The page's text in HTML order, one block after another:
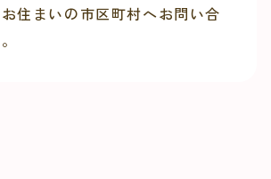
住まいの市区町村へお問い合